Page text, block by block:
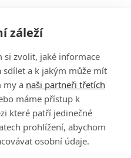
PŘIHLÁSIT
REGISTROVAT
záleží
si zvolit, jaké informace
sdílet a k jakým může mít
my a naši partneři třetích
máme přístup k
které patří jedinečné
prohlížení, abychom
osobní údaje.